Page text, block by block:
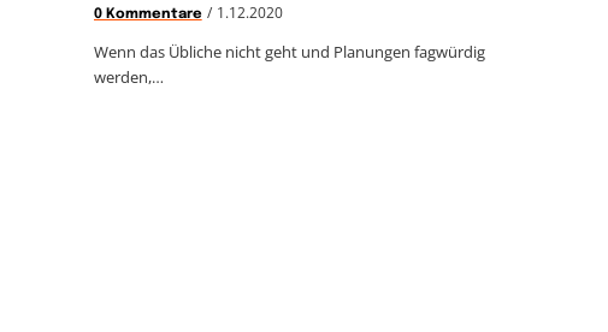
0 Kommentare / 1.12.2020
Wenn das Übliche nicht geht und Planungen fagwürdig
werden,…